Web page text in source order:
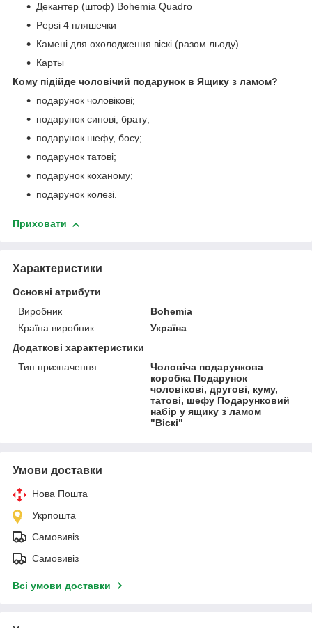
Декантер (штоф) Bohemia Quadro
Pepsi 4 пляшечки
Камені для охолодження віскі (разом льоду)
Карты
Кому підійде чоловічий подарунок в Ящику з ламом?
подарунок чоловікові;
подарунок синові, брату;
подарунок шефу, босу;
подарунок татові;
подарунок коханому;
подарунок колезі.
Приховати
Характеристики
Основні атрибути
Виробник
Bohemia
Країна виробник
Україна
Додаткові характеристики
Тип призначення
Чоловіча подарункова
коробка Подарунок
чоловікові, другові, куму,
татові, шефу Подарунковий
набір у ящику з ламом
"Віскі"
Умови доставки
Нова Пошта
Укрпошта
Самовивіз
Самовивіз
Всі умови доставки